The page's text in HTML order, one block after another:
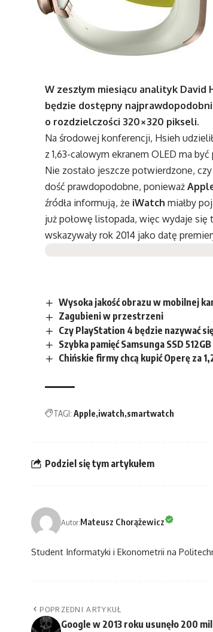
W zeszłym miesiącu analityk David
będzie dostępny
o rozdzielczości 320×320 pikseli.
Na środowej konferencji, Hsieh
z 1,63-calowym ekranem OLED ma
Nie zostało jeszcze potwierdzone, czy
dość prawdopodobne, ponieważ
źródła informują, że iWatch miałby
już połowę listopada, więc wydaje
wskazywały rok 2014 jako datę
Wysoka jakość obrazu w mobilnej
Zagubieni w przestrzeni
Czy PlayStation 4 będzie nazywać
Szybka pamięć Samsunga SSD 512GB
Chińskie firmy chcą kupić Operę za
TAGI: Apple iwatch smartwatch
Podziel się tym artykułem
Autor:Mateusz Chorążewicz
Student Informatyki i Ekonometrii na
POPRZEDNI ARTYKUŁ
Google w 2013 roku usunęło 200